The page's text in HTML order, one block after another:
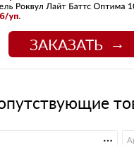
ЗАКАЗАТЬ